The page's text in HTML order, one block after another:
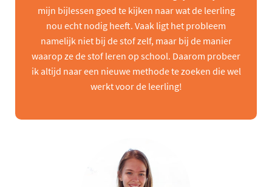
mijn bijlessen goed te kijken naar wat de leerling
nou echt nodig heeft. Vaak ligt het probleem
namelijk niet bij de stof zelf, maar bij de manier
waarop ze de stof leren op school. Daarom probeer
ik altijd naar een nieuwe methode te zoeken die wel
werkt voor de leerling!